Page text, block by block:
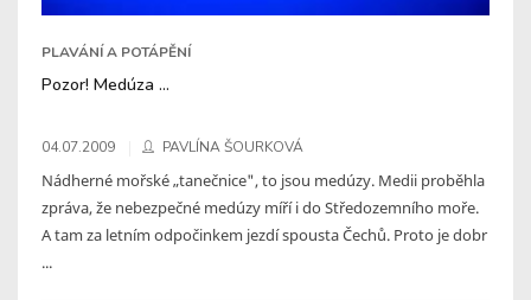
PLAVÁNÍ A POTÁPĚNÍ
Pozor! Medúza ...
04.07.2009 PAVLÍNA ŠOURKOVÁ
Nádherné mořské „tanečnice", to jsou medúzy. Medii proběhla
zpráva, že nebezpečné medúzy míří i do Středozemního moře.
A tam za letním odpočinkem jezdí spousta Čechů. Proto je dobr
...